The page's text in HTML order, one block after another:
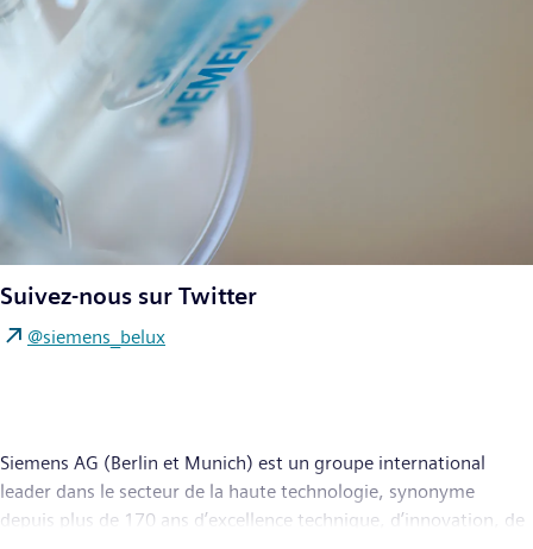
Suivez-nous sur Twitter
@siemens_belux
Siemens AG (Berlin et Munich) est un groupe international
leader dans le secteur de la haute technologie, synonyme
depuis plus de 170 ans d’excellence technique, d’innovation, de